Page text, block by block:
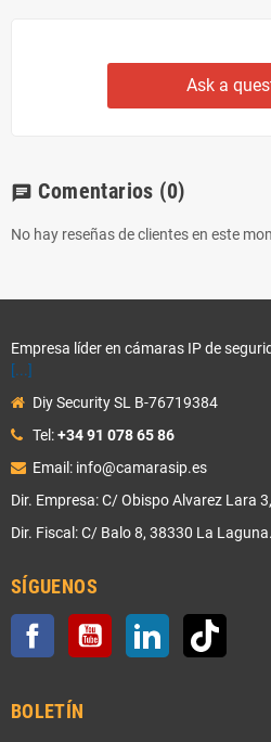
Ask a
chat Comentarios (0)
No hay reseñas de clientes en este
Empresa líder en cámaras IP de
[...]
Diy Security SL B-76719384
Tel:+34 91 078 65 86
Email: info@camarasip.es
Dir. Empresa: C/ Obispo Alvarez Lara
Dir. Fiscal: C/ Balo 8, 38330 La
SÍGUENOS
Facebook YouTube LinkedIn
BOLETÍN